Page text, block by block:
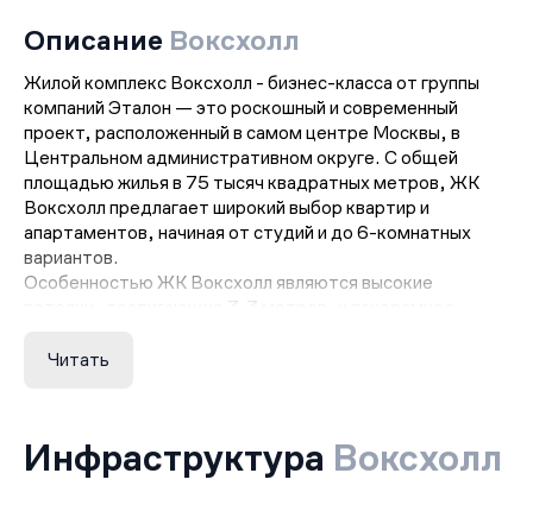
Описание Воксхолл
Жилой комплекс Воксхолл - бизнес-класса от группы
компаний Эталон — это роскошный и современный
проект, расположенный в самом центре Москвы, в
Центральном административном округе. С общей
площадью жилья в 75 тысяч квадратных метров, ЖК
Воксхолл предлагает широкий выбор квартир и
апартаментов, начиная от студий и до 6-комнатных
вариантов.
Особенностью ЖК Воксхолл являются высокие
потолки, достигающие 3,3 метров, и панорамное
Каждая квартира оборудована несколькими санузлами,
индивидуальными террасами, где можно насладиться
прекрасными видами на город.
Читать
Инфраструктура Воксхолл